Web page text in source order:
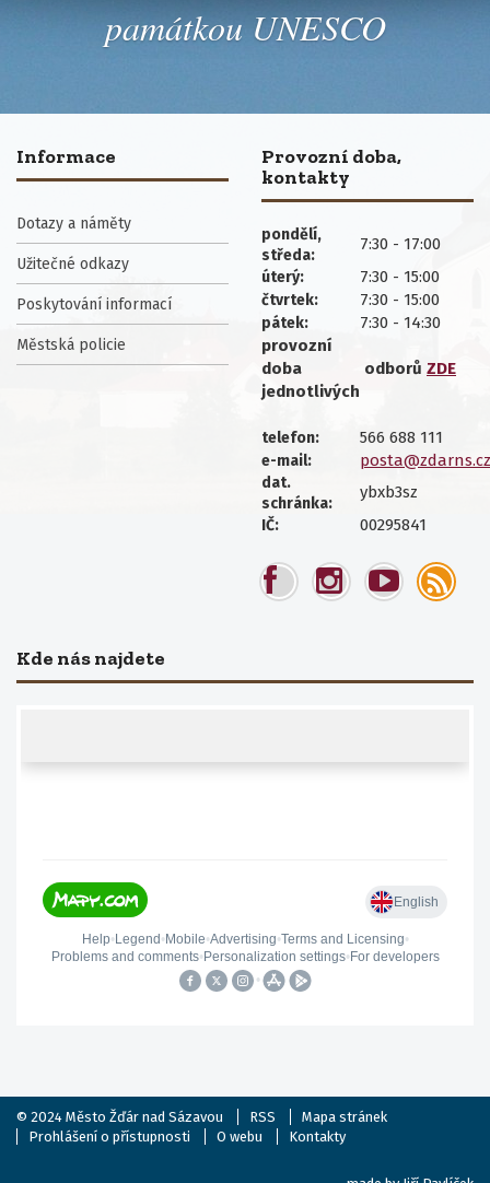
památkou UNESCO
Informace
Dotazy a náměty
Užitečné odkazy
Poskytování informací
Městská policie
Provozní doba,
kontakty
pondělí,
středa:
7:30 - 17:00
úterý: 7:30 - 15:00
čtvrtek: 7:30 - 15:00
pátek:
7:30 - 14:30
provozní
doba
jednotlivých
odborů ZDE
telefon: 566 688 111
e-mail: posta@zdarns.cz
dat.
schránka:
ybxb3sz
IČ: 00295841
Kde nás najdete
© 2024 Město Žďár nad Sázavou RSS
Mapa stránek
Prohlášení o přístupnosti
O webu Kontakty